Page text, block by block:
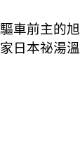
車前主的
日本祕湯